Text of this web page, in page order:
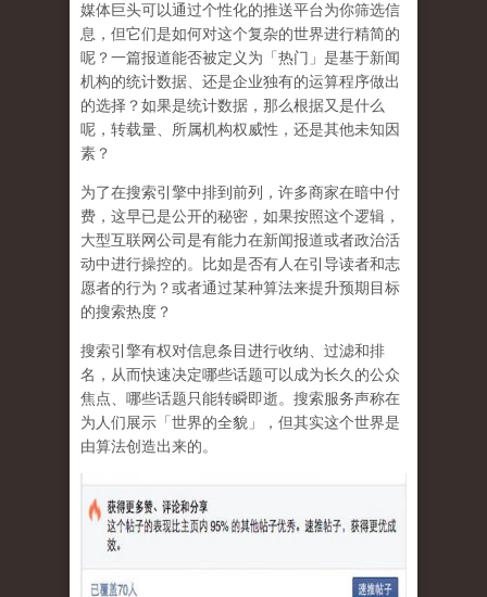
媒体巨头可以通过个性化的推送平台为你筛选信
息，但它们是如何对这个复杂的世界进行精简的
呢？一篇报道能否被定义为「热门」是基于新闻
机构的统计数据、还是企业独有的运算程序做出
的选择？如果是统计数据，那么根据又是什么
呢，转载量、所属机构权威性，还是其他未知因
素？
为了在搜索引擎中排到前列，许多商家在暗中付
费，这早已是公开的秘密，如果按照这个逻辑，
大型互联网公司是有能力在新闻报道或者政治活
动中进行操控的。比如是否有人在引导读者和志
愿者的行为？或者通过某种算法来提升预期目标
的搜索热度？
搜索引擎有权对信息条目进行收纳、过滤和排
名，从而快速决定哪些话题可以成为长久的公众
焦点、哪些话题只能转瞬即逝。搜索服务声称在
为人们展示「世界的全貌」，但其实这个世界是
由算法创造出来的。